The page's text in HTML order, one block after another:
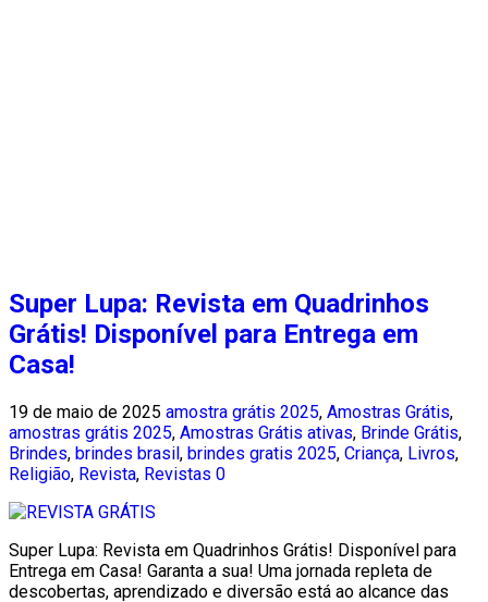
Super Lupa: Revista em Quadrinhos
Grátis! Disponível para Entrega em
Casa!
19 de maio de 2025 amostra grátis 2025, Amostras Grátis,
amostras grátis 2025, Amostras Grátis ativas, Brinde Grátis,
Brindes, brindes brasil , brindes gratis 2025, Criança, Livros,
Religião, Revista, Revistas 0
Super Lupa: Revista em Quadrinhos Grátis! Disponível para
Entrega em Casa! Garanta a sua! Uma jornada repleta de
descobertas, aprendizado e diversão está ao alcance das